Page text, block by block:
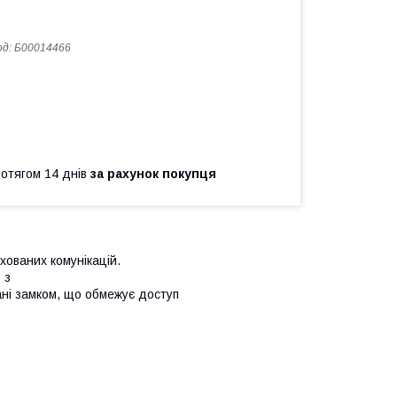
Б00014466
14 днів за рахунок покупця
комунікацій.
з
замком, що обмежує доступ